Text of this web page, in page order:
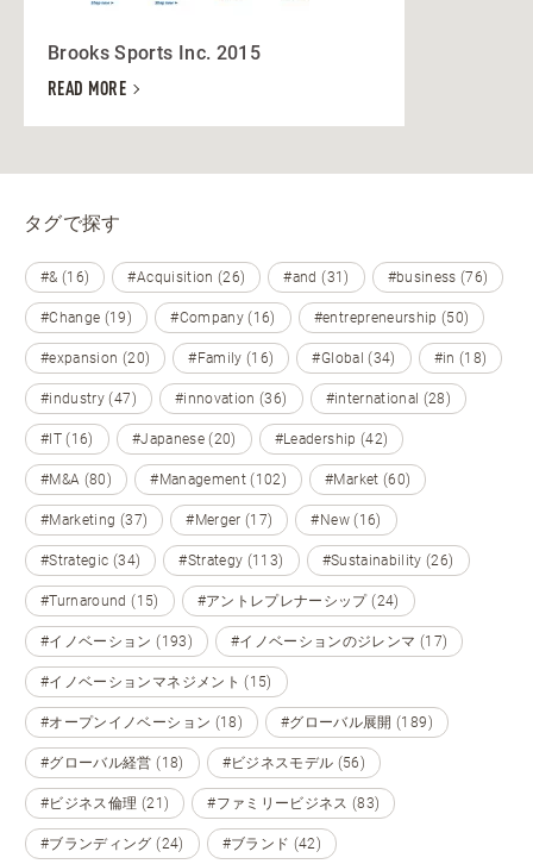
Brooks Sports Inc. 2015
READ MORE
タグで探す
#& (16) #Acquisition (26) #and (31) #business (76)
#Change (19) #Company (16) #entrepreneurship (50)
#expansion (20) #Family (16) #Global (34) #in (18)
#industry (47) #innovation (36) #international (28)
#IT (16) #Japanese (20) #Leadership (42)
#M&A (80) #Management (102) #Market (60)
#Marketing (37) #Merger (17) #New (16)
#Strategic (34) #Strategy (113) #Sustainability (26)
#Turnaround (15) #アントレプレナーシップ (24)
#イノベーション (193) #イノベーションのジレンマ (17)
#イノベーションマネジメント (15)
#オープンイノベーション (18) #グローバル展開 (189)
#グローバル経営 (18) #ビジネスモデル (56)
#ビジネス倫理 (21) #ファミリービジネス (83)
#ブランディング (24) #ブランド (42)